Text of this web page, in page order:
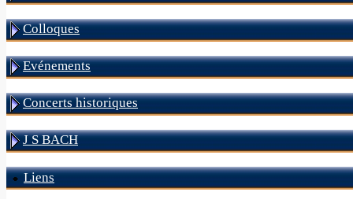
Colloques
Evénements
Concerts historiques
J S BACH
Liens